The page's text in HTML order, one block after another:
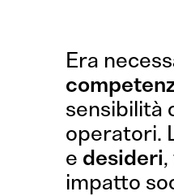
Era
sensibilità
operatori.
e desideri
impatto